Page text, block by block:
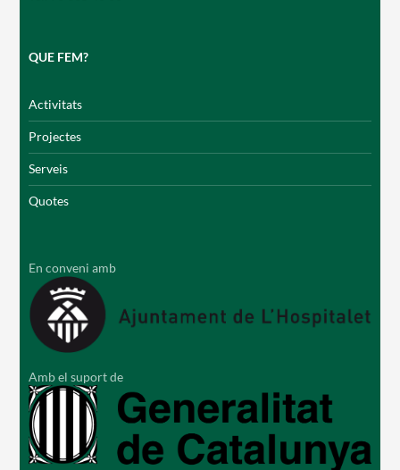
QUE FEM?
Activitats
Projectes
Serveis
Quotes
En conveni amb
Amb el suport de